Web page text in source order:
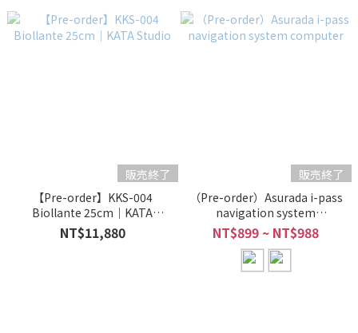
販売終了
【Pre-order】KKS-004
Biollante 25cm｜KATA
Studio
NT$11,880
販売終了
（Pre-order）Asurada i-pass
navigation system
computer
NT$899 ~ NT$988